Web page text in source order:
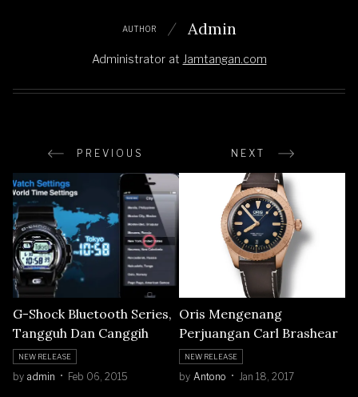
AUTHOR Admin
Administrator at Jamtangan.com
PREVIOUS NEXT
G-Shock Bluetooth Series,
Tangguh Dan Canggih
NEW RELEASE
by admin Feb 06, 2015
Oris Mengenang
Perjuangan Carl Brashear
NEW RELEASE
by Antono Jan 18, 2017